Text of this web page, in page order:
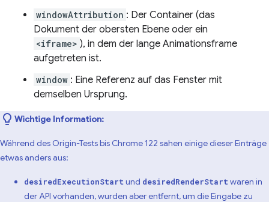
windowAttribution : Der Container (das
Dokument der obersten Ebene oder ein
<iframe> ), in dem der lange Animationsframe
aufgetreten ist.
window : Eine Referenz auf das Fenster mit
demselben Ursprung.
Wichtige Information:
Während des Origin-Tests bis Chrome 122 sahen einige dieser Einträge
etwas anders aus:
desiredExecutionStart und desiredRenderStart waren in
der API vorhanden, wurden aber entfernt, um die Eingabe zu